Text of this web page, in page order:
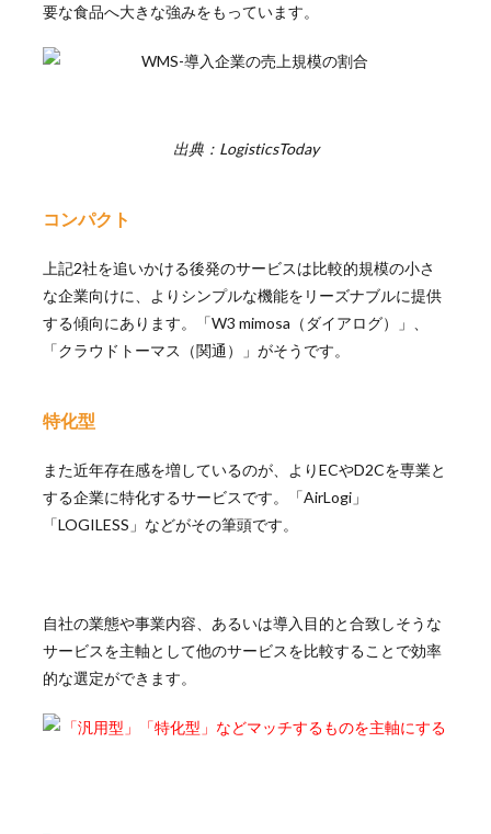
要な食品へ大きな強みをもっています。
出典：LogisticsToday
コンパクト
上記2社を追いかける後発のサービスは比較的規模の小さ
な企業向けに、よりシンプルな機能をリーズナブルに提供
する傾向にあります。「W3 mimosa（ダイアログ）」、
「クラウドトーマス（関通）」がそうです。
特化型
また近年存在感を増しているのが、よりECやD2Cを専業と
する企業に特化するサービスです。「AirLogi」
「LOGILESS」などがその筆頭です。
自社の業態や事業内容、あるいは導入目的と合致しそうな
サービスを主軸として他のサービスを比較することで効率
的な選定ができます。